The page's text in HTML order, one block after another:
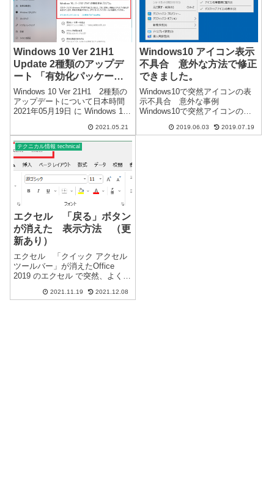
Windows 10 Ver 21H1
Update 2種類のアップデ
ート 「有効化パッケー
ジ」
Windows 10 Ver 21H1 2種類の
アップデートについて日本時間
2021年05月19日 に Windows 10
可能になりました。それぞれ、
機種の異なるパソコン8台をアッ
プデートしました...
2021.05.21
Windows10 アイコン表示
不具合 意外な方法で修正
できました。
Windows10で突然アイコンの表
示不具合 意外な事例
Windows10で突然アイコンの表
わったアイコン↓正常なアイコン
2019.06.03 2019.07.19
テクニカル情報 technical
エクセル 「戻る」ボタン
が消えた 表示方法 （更
新あり）
エクセル 「クイック アクセル
ツールバー」が消えたOffice
2019 のエクセル で突然、よく使
れなくなりました。Windows
2021.11.19 2021.12.08